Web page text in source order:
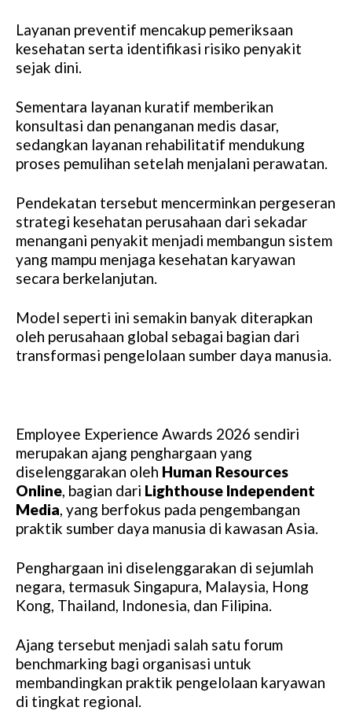
Layanan preventif mencakup pemeriksaan
kesehatan serta identifikasi risiko penyakit
sejak dini.
Sementara layanan kuratif memberikan
konsultasi dan penanganan medis dasar,
sedangkan layanan rehabilitatif mendukung
proses pemulihan setelah menjalani perawatan.
Pendekatan tersebut mencerminkan pergeseran
strategi kesehatan perusahaan dari sekadar
menangani penyakit menjadi membangun sistem
yang mampu menjaga kesehatan karyawan
secara berkelanjutan.
Model seperti ini semakin banyak diterapkan
oleh perusahaan global sebagai bagian dari
transformasi pengelolaan sumber daya manusia.
Employee Experience Awards 2026 sendiri
merupakan ajang penghargaan yang
diselenggarakan oleh Human Resources
Online, bagian dari Lighthouse Independent
Media, yang berfokus pada pengembangan
praktik sumber daya manusia di kawasan Asia.
Penghargaan ini diselenggarakan di sejumlah
negara, termasuk Singapura, Malaysia, Hong
Kong, Thailand, Indonesia, dan Filipina.
Ajang tersebut menjadi salah satu forum
benchmarking bagi organisasi untuk
membandingkan praktik pengelolaan karyawan
di tingkat regional.